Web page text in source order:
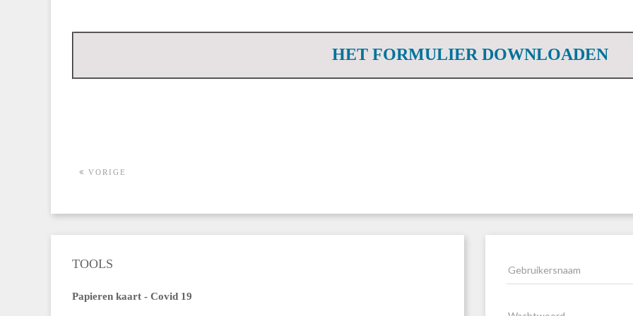
HET FORMULIER DOWNLOADEN
VORIGE
TOOLS
Papieren kaart - Covid 19